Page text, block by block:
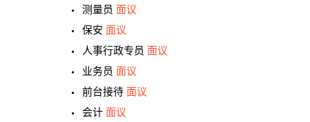
测量员 面议
保安 面议
人事行政专员 面议
业务员 面议
前台接待 面议
会计 面议